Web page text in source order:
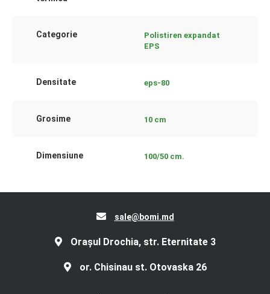
Categorie
Polistiren expandat
EPS
Densitate eps-80
Grosime 10 cm
Dimensiune 100/50 cm.
sale@bomi.md
Orașul Drochia, str. Eternitate 3
or. Chisinau st. Otovaska 26